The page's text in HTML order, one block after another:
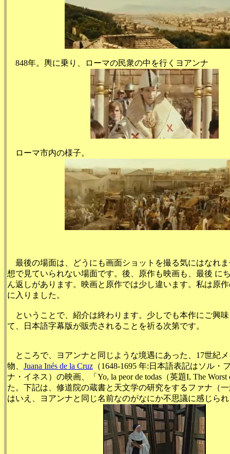
848年。輿に乗り、ローマの民衆の中を行くヨアンナ
ローマ市内の様子。
最後の場面は、どうにも画面ショットを撮る気にはなれ
想で見ていられない場面です。後、原作も映画も、最後 に
ん返しがあります。映画と原作では少し違います。私は原
に入りました。
ということで、紹介は終わります。少しでも本作にご興
て、日本語字幕版が販売されることを祈る次第です。
ところで、ヨアンナと同じような境遇にあった、17世紀
物、 Juana Inés de la Cruz （1648-1695 年:日本語表記はソル・
ナ・イネス）の映画、「Yo, la peor de todas（英題I, The
た。下記は、修道院の蔵書と天文学の研究をするファナ（
はいえ、ヨアンナと同じ名前なのがなにか不思議に感じら